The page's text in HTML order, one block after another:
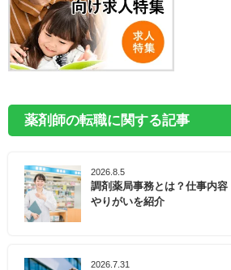
薬剤師の転職に関する記事
2026.8.5
調剤薬局事務とは？仕事内容
やりがいを紹介
2026.7.31